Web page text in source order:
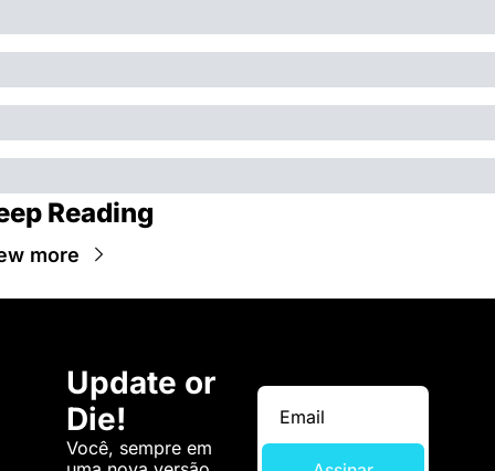
Reading
more
Update or
Die!
Você, sempre em